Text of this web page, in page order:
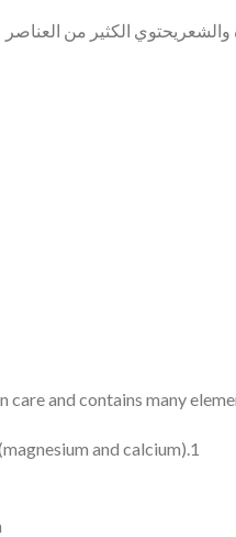
الكثير من العناصر
and contains many
1.Unsaturated fatty acids (oleic and linoleic acid) – Vitamin E – Proteins – Minerals (magnesium and calcium)